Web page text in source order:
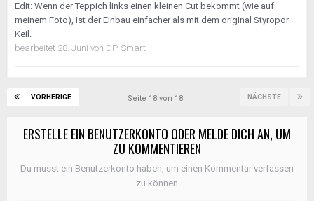
Edit: Wenn der Teppich links einen kleinen Cut bekommt (wie auf
meinem Foto), ist der Einbau einfacher als mit dem original Styropor
Keil.
bearbeitet 28. Juni von DP-Smart
VORHERIGE NÄCHSTE
Seite 18 von 18
ERSTELLE EIN BENUTZERKONTO ODER MELDE DICH AN, UM
ZU KOMMENTIEREN
Du musst ein Benutzerkonto haben, um einen Kommentar verfassen
zu können